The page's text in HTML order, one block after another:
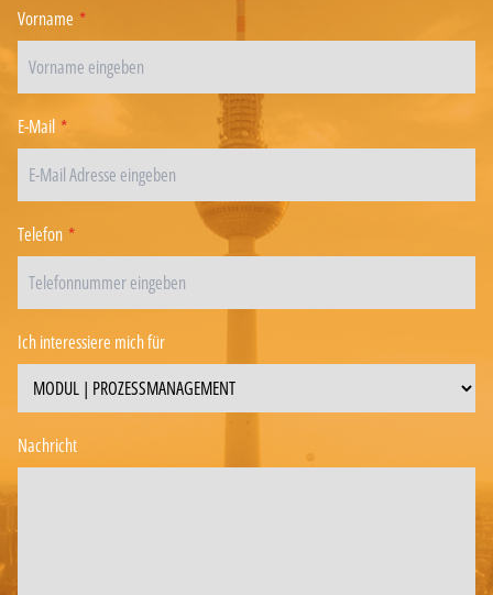
Vorname *
E-Mail *
Telefon *
Ich interessiere mich für
Nachricht